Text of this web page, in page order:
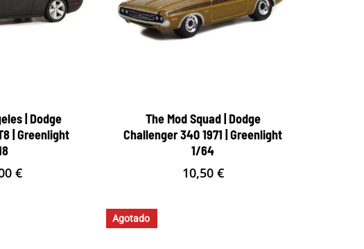
| Dodge
| Greenlight
€
The Mod Squad | Dodge
Challenger 340 1971 | Greenlight
1/64
10,50 €
Agotado